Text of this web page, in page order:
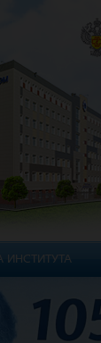
ИНСТИТУТА